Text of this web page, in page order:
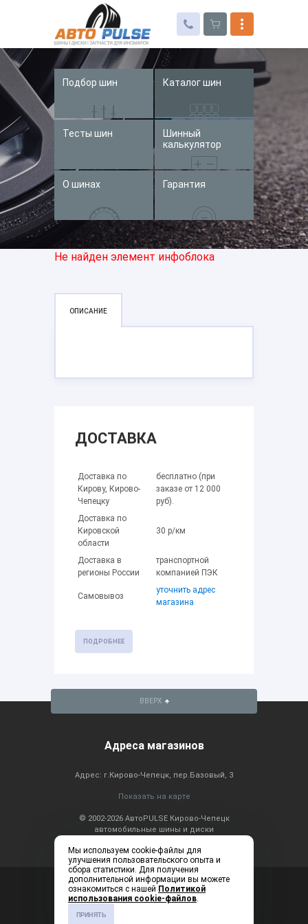
Автошины
Колесные диски
Запчасти для иномарок
Доставка и оплата
Контакты
Подбор шин Каталог шин
Тесты шин
Шинный
калькулятор
О шинах Гарантия
Не найден элемент инфоблока
ОПИСАНИЕ
ДОСТАВКА
Доставка по
Кирову, Кирово-
Чепецку
бесплатно (при
заказе от 12 000
руб).
Доставка по
Кировской
области
30 р/км
Доставка в
регионы России
транспортной
компанией ПЭК
Самовывоз
уточнить адрес
магазина
ПОДРОБНЕЕ
ВВЕРХ
Адреса магазинов
Адрес: г.Кирово-Чепецк, пер.Базовый, 3
Показать на карте
© 2002-2026 АвтоPULSE Кирово-Чепецк
автомобильные шины и диски
Консультация по
телефону: ежедневно с
9:00 до 19:00
+7 (83361) 2-20-60
Мы используем cookie-файлы для
улучшения пользовательского опыта и
сбора статистики. Для получения
дополнительной информации вы можете
ознакомиться с нашей Политикой
использования cookie-файлов.
ПРИНЯТЬ